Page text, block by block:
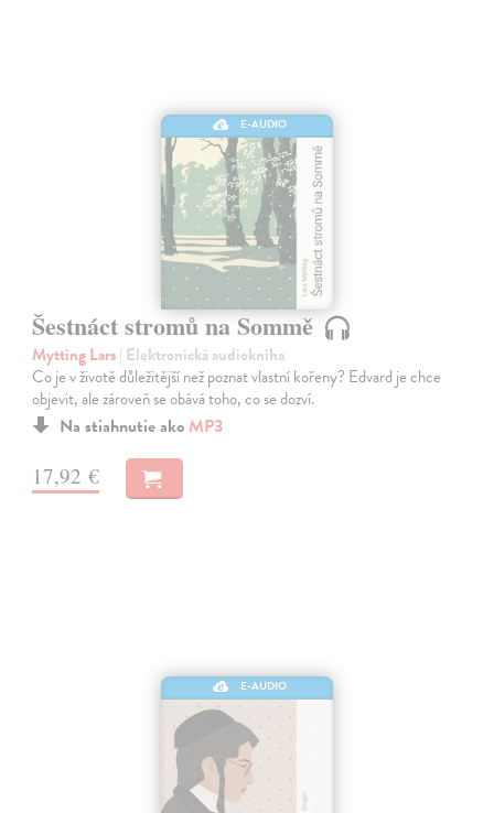
E-AUDIO
Šestnáct stromů na Sommě
Mytting Lars| Elektronická audiokniha
Co je v životě důležitější než poznat vlastní kořeny? Edvard je chce
objevit, ale zároveň se obává toho, co se dozví.
Na stiahnutie ako MP3
17,92 €
E-AUDIO